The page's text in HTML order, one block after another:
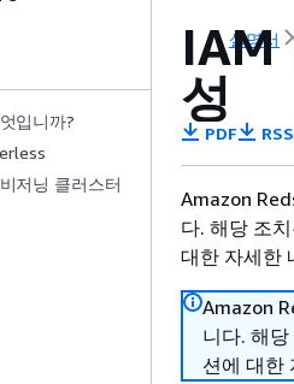
입니까?
저닝 클러스터
설명서
IAM
성
PDF RSS
Amazon
다. 해당 조
대한 자세한
Amazon
니다. 해
션에 대한